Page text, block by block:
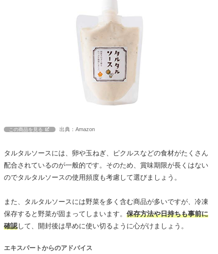
この商品を見る 出典：Amazon
タルタルソースには、卵や玉ねぎ、ピクルスなどの食材がたくさん
配合されているのが一般的です。そのため、賞味期限が長くはない
のでタルタルソースの使用頻度も考慮して選びましょう。
また、タルタルソースには野菜を多く含む商品が多いですが、冷凍
保存すると野菜が固まってしまいます。 保存方法や日持ちも事前に
確認して、開封後は早めに使い切るように心がけましょう。
エキスパートからのアドバイス